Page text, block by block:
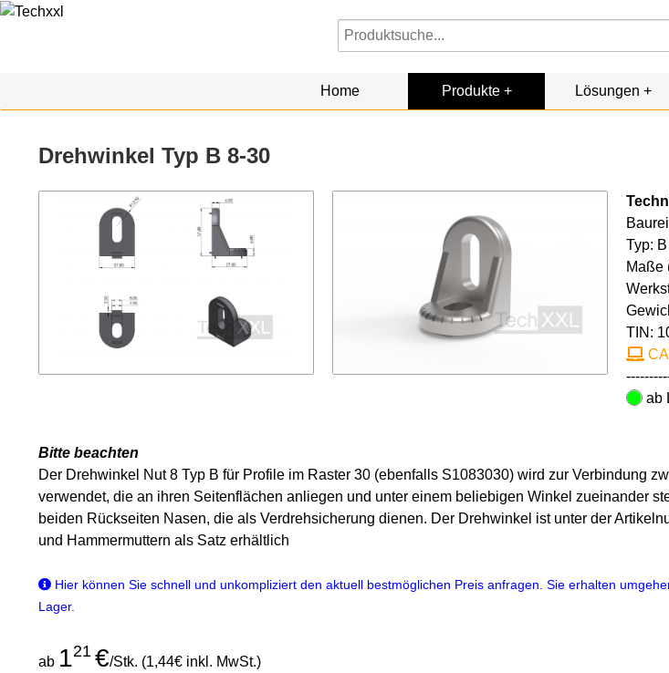
Home Produkte Lösungen
Drehwinkel Typ B 8-30
Typ: B
Maße
TIN:
ab
Bitte beachten
Der Drehwinkel Nut 8 Typ B für Profile im Raster 30 (ebenfalls S1083030) wird zur Verbindung
verwendet, die an ihren Seitenflächen anliegen und unter einem beliebigen Winkel zueinander
beiden Rückseiten Nasen, die als Verdrehsicherung dienen. Der Drehwinkel ist unter der
und Hammermuttern als Satz erhältlich
Hier können Sie schnell und unkompliziert den aktuell bestmöglichen Preis anfragen. Sie erhalten
Lager.
ab 121 €/Stk. (1,44€ inkl. MwSt.)